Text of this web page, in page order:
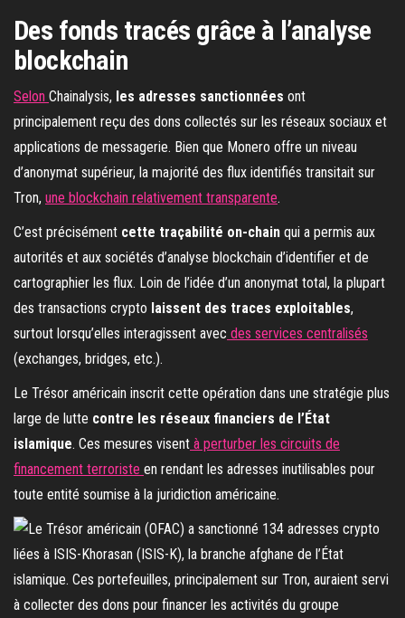
Des fonds tracés grâce à l’analyse
blockchain
Selon Chainalysis, les adresses sanctionnées ont
principalement reçu des dons collectés sur les réseaux sociaux et
applications de messagerie. Bien que Monero offre un niveau
d’anonymat supérieur, la majorité des flux identifiés transitait sur
Tron, une blockchain relativement transparente.
C’est précisément cette traçabilité on-chain qui a permis aux
autorités et aux sociétés d’analyse blockchain d’identifier et de
cartographier les flux. Loin de l’idée d’un anonymat total, la plupart
des transactions crypto laissent des traces exploitables,
surtout lorsqu’elles interagissent avec des services centralisés
(exchanges, bridges, etc.).
Le Trésor américain inscrit cette opération dans une stratégie plus
large de lutte contre les réseaux financiers de l’État
islamique. Ces mesures visent à perturber les circuits de
financement terroriste en rendant les adresses inutilisables pour
toute entité soumise à la juridiction américaine.